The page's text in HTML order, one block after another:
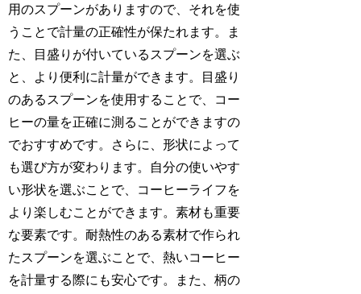
用のスプーンがありますので、それを使
うことで計量の正確性が保たれます。ま
た、目盛りが付いているスプーンを選ぶ
と、より便利に計量ができます。目盛り
のあるスプーンを使用することで、コー
ヒーの量を正確に測ることができますの
でおすすめです。さらに、形状によって
も選び方が変わります。自分の使いやす
い形状を選ぶことで、コーヒーライフを
より楽しむことができます。素材も重要
な要素です。耐熱性のある素材で作られ
たスプーンを選ぶことで、熱いコーヒー
を計量する際にも安心です。また、柄の